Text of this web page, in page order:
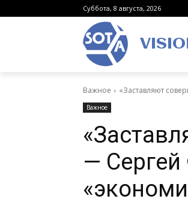
Суббота, 8 августа, 2026
Важное «Заставляют
Важное
— Сергей